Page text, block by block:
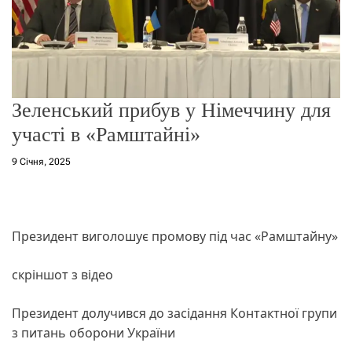
м
у
Зеленський прибув у Німеччину для
участі в «Рамштайні»
9 Січня, 2025
Президент виголошує промову під час «Рамштайну»
скріншот з відео
Президент долучився до засідання Контактної групи
з питань оборони України